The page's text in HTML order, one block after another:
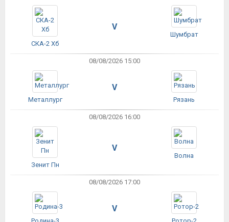
СКА-2 Хб
V
Шумбрат
08/08/2026 15:00
Металлург
V
Рязань
08/08/2026 16:00
Зенит Пн
V
Волна
08/08/2026 17:00
V